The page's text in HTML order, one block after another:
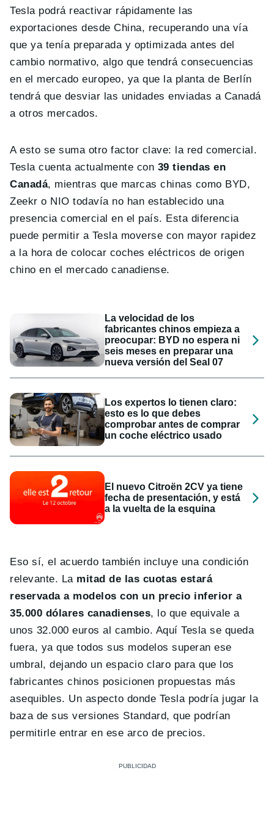
Tesla podrá reactivar rápidamente las
exportaciones desde China, recuperando una vía
que ya tenía preparada y optimizada antes del
cambio normativo, algo que tendrá consecuencias
en el mercado europeo, ya que la planta de Berlín
tendrá que desviar las unidades enviadas a Canadá
a otros mercados.
A esto se suma otro factor clave: la red comercial.
Tesla cuenta actualmente con 39 tiendas en
Canadá, mientras que marcas chinas como BYD,
Zeekr o NIO todavía no han establecido una
presencia comercial en el país. Esta diferencia
puede permitir a Tesla moverse con mayor rapidez
a la hora de colocar coches eléctricos de origen
chino en el mercado canadiense.
La velocidad de los
fabricantes chinos empieza a
preocupar: BYD no espera ni
seis meses en preparar una
nueva versión del Seal 07
Los expertos lo tienen claro:
esto es lo que debes
comprobar antes de comprar
un coche eléctrico usado
El nuevo Citroën 2CV ya tiene
fecha de presentación, y está
a la vuelta de la esquina
Eso sí, el acuerdo también incluye una condición
relevante. Lamitad de las cuotas estará
reservada a modelos con un precio inferior a
35.000 dólares canadienses, lo que equivale a
unos 32.000 euros al cambio. Aquí Tesla se queda
fuera, ya que todos sus modelos superan ese
umbral, dejando un espacio claro para que los
fabricantes chinos posicionen propuestas más
asequibles. Un aspecto donde Tesla podría jugar la
baza de sus versiones Standard, que podrían
permitirle entrar en ese arco de precios.